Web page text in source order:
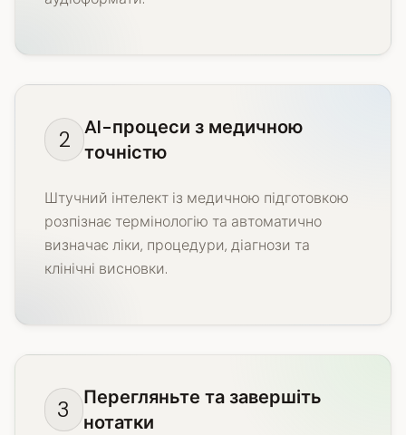
2
AI-процеси з медичною
точністю
Штучний інтелект із медичною підготовкою
розпізнає термінологію та автоматично
визначає ліки, процедури, діагнози та
клінічні висновки.
3
Перегляньте та завершіть
нотатки